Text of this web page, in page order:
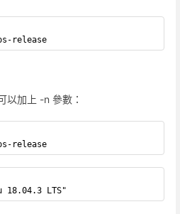
release
以加上 -n 參數：
release
18.04.3 LTS"